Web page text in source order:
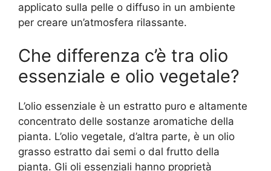
applicato sulla pelle o diffuso in un ambiente
per creare un’atmosfera rilassante.
Che differenza c’è tra olio
essenziale e olio vegetale?
L’olio essenziale è un estratto puro e altamente
concentrato delle sostanze aromatiche della
pianta. L’olio vegetale, d’altra parte, è un olio
grasso estratto dai semi o dal frutto della
pianta. Gli oli essenziali hanno proprietà